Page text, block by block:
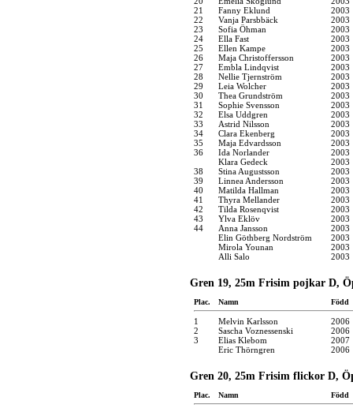
21
Fanny Eklund
2003
22
Vanja Parsbbäck
2003
23
Sofia Öhman
2003
24
Ella Fast
2003
25
Ellen Kampe
2003
26
Maja Christoffersson
2003
27
Embla Lindqvist
2003
28
Nellie Tjernström
2003
29
Leia Wolcher
2003
30
Thea Grundström
2003
31
Sophie Svensson
2003
32
Elsa Uddgren
2003
33
Astrid Nilsson
2003
34
Clara Ekenberg
2003
35
Maja Edvardsson
2003
36
Ida Norlander
2003
Klara Gedeck
2003
38
Stina Augustsson
2003
39
Linnea Andersson
2003
40
Matilda Hallman
2003
41
Thyra Mellander
2003
42
Tilda Rosenqvist
2003
43
Ylva Eklöv
2003
44
Anna Jansson
2003
Elin Göthberg Nordström
2003
Mirola Younan
2003
Alli Salo
2003
Gren 19, 25m Frisim pojkar D,
Plac. Namn Född
1 Melvin Karlsson
2006
2
Sascha Voznessenski
2006
3
Elias Klebom
2007
Eric Thörngren
2006
Gren 20, 25m Frisim flickor D,
Plac. Namn Född